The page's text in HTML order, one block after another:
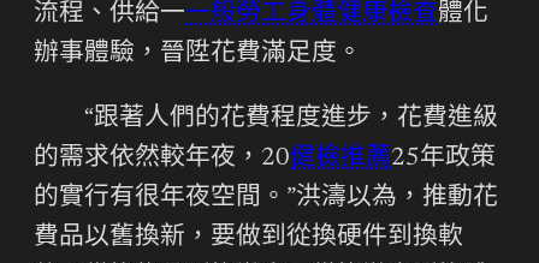
流程、供給一一般勞工身體健康檢查體化
辦事體驗，晉陞花費滿足度。
“跟著人們的花費程度進步，花費進級
的需求依然較年夜，20健檢推薦25年政策
的實行有很年夜空間。”洪濤以為，推動花
費品以舊換新，要做到從換硬件到換軟